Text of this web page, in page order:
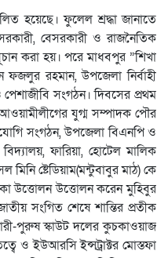
হয়েছে। ফুলেল শ্রদ্ধা জানাতে
বেসরকারী ও রাজনৈতিক
করা হয়। পরে মাধবপুর ”শিখা
রহমান, উপজেলা নির্বাহী
পেশাজীবি সংগঠন। দিবসের প্রথম
যুগ্ম সম্পাদক পৌর
সংগঠন, উপজেলা বিএনপি ও
ফারিয়া, হোটেল মালিক
ষ্টেডিয়াম(মন্টুবাবুর মাঠ) কে
উত্তোলন উত্তোলন করেন মুহিবুর
সংগিত শেষে শান্তির প্রতীক
পুরুষ স্কাউট দলের কুচকাওয়াজ
ও ইউআরসি ইন্সট্রাক্টর মোস্তফা